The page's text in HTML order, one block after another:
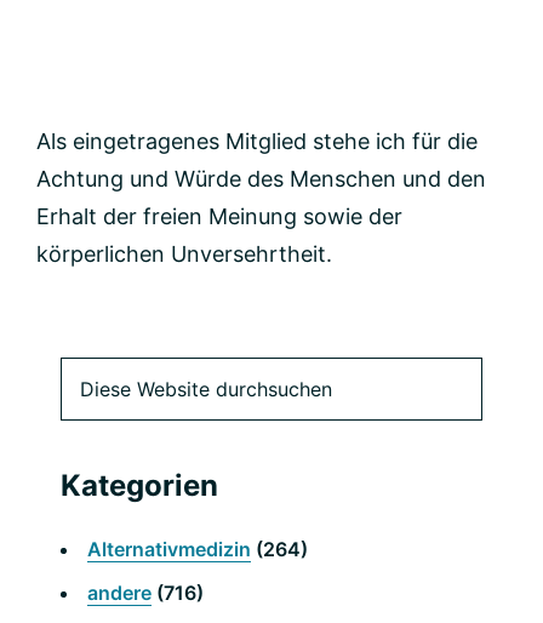
Als eingetragenes Mitglied stehe ich für die
Achtung und Würde des Menschen und den
Erhalt der freien Meinung sowie der
körperlichen Unversehrtheit.
Primäre
Seitenleiste
Website
Kategorien
Alternativmedizin (264)
andere (716)